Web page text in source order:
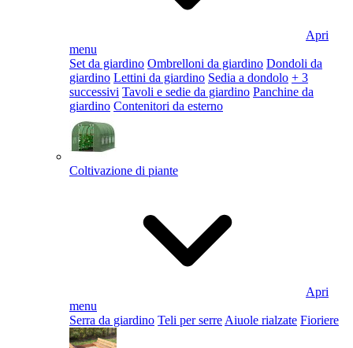
Apri
menu
Set da giardino Ombrelloni da giardino Dondoli da
giardino Lettini da giardino Sedia a dondolo + 3
successivi Tavoli e sedie da giardino Panchine da
giardino Contenitori da esterno
Coltivazione di piante
Apri
menu
Serra da giardino Teli per serre Aiuole rialzate Fioriere